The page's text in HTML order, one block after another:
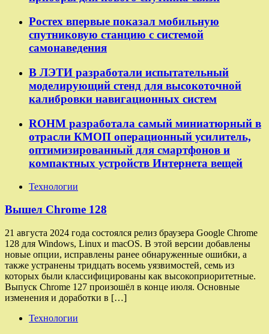
Ростех впервые показал мобильную
спутниковую станцию с системой
самонаведения
В ЛЭТИ разработали испытательный
моделирующий стенд для высокоточной
калибровки навигационных систем
ROHM разработала самый миниатюрный в
отрасли КМОП операционный усилитель,
оптимизированный для смартфонов и
компактных устройств Интернета вещей
Технологии
Вышел Chrome 128
21 августа 2024 года состоялся релиз браузера Google Chrome
128 для Windows, Linux и macOS. В этой версии добавлены
новые опции, исправлены ранее обнаруженные ошибки, а
также устранены тридцать восемь уязвимостей, семь из
которых были классифицированы как высокоприоритетные.
Выпуск Chrome 127 произошёл в конце июля. Основные
изменения и доработки в […]
Технологии